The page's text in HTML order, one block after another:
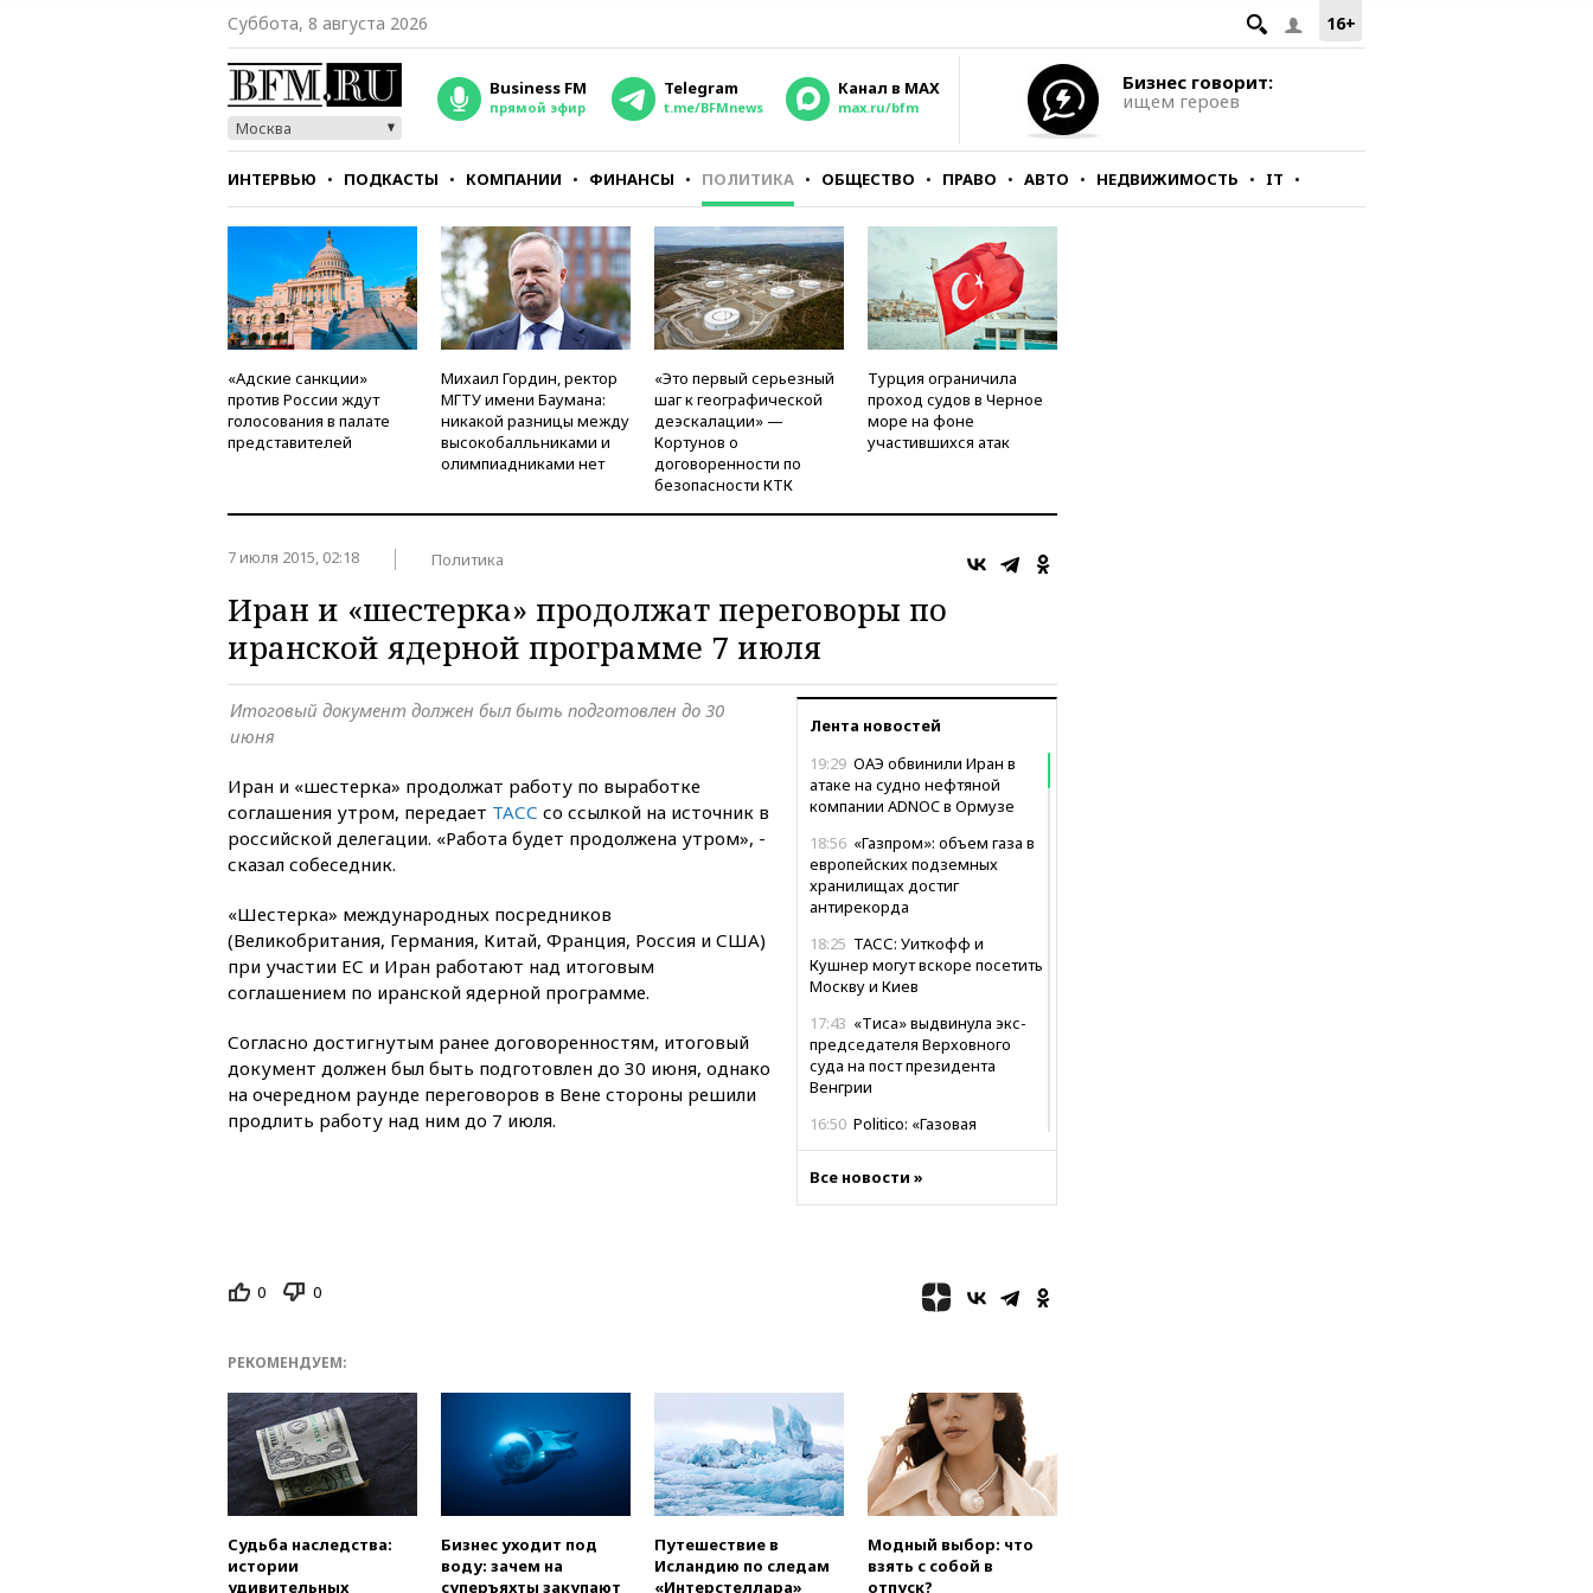
16+
Суббота, 8 августа 2026
Москва
Business FM
прямой эфир
Telegram
t.me/BFMnews
Канал в MAX
max.ru/bfm
Бизнес говорит:
ищем героев
ИНТЕРВЬЮ ПОДКАСТЫ КОМПАНИИ ФИНАНСЫ ПОЛИТИКА ОБЩЕСТВО ПРАВО АВТО НЕДВИЖИМОСТЬ IT
СТИЛЬ ТЕСТЫ
«Адские санкции»
против России ждут
голосования в палате
представителей
Михаил Гордин, ректор
МГТУ имени Баумана:
никакой разницы между
высокобалльниками и
олимпиадниками нет
«Это первый серьезный
шаг к географической
деэскалации» —
Кортунов о
договоренности по
безопасности КТК
Турция ограничила
проход судов в Черное
море на фоне
участившихся атак
7 июля 2015, 02:18 Политика
Иран и «шестерка» продолжат переговоры по
иранской ядерной программе 7 июля
Лента новостей
19:29 ОАЭ обвинили Иран в
атаке на судно нефтяной
компании ADNOC в Ормузе
18:56 «Газпром»: объем газа в
европейских подземных
хранилищах достиг
антирекорда
18:25 ТАСС: Уиткофф и
Кушнер могут вскоре посетить
Москву и Киев
17:43 «Тиса» выдвинула экс-
председателя Верховного
суда на пост президента
Венгрии
16:50 Politico: «Газовая
16:16Беспилотник взорвался
При атаке БПЛА в
Белгородской области погиб
14:43
Турция ограничила
судоходство в Черном море
14:20
Генпрокурором США
стал Тодд Бланш
Пляжи Геленджика
закрыты из-за опасности БПЛА
Все новости »
Итоговый документ должен был быть подготовлен до 30
июня
Иран и «шестерка» продолжат работу по выработке
соглашения утром, передает ТАСС со ссылкой на источник в
российской делегации. «Работа будет продолжена утром», -
сказал собеседник.
«Шестерка» международных посредников
(Великобритания, Германия, Китай, Франция, Россия и США)
при участии ЕС и Иран работают над итоговым
соглашением по иранской ядерной программе.
Согласно достигнутым ранее договоренностям, итоговый
документ должен был быть подготовлен до 30 июня, однако
на очередном раунде переговоров в Вене стороны решили
продлить работу над ним до 7 июля.
0 0
РЕКОМЕНДУЕМ:
Судьба наследства:
истории
удивительных
Бизнес уходит под
воду: зачем на
суперъяхты закупают
Путешествие в
Исландию по следам
«Интерстеллара»
Модный выбор: что
взять с собой в
отпуск?